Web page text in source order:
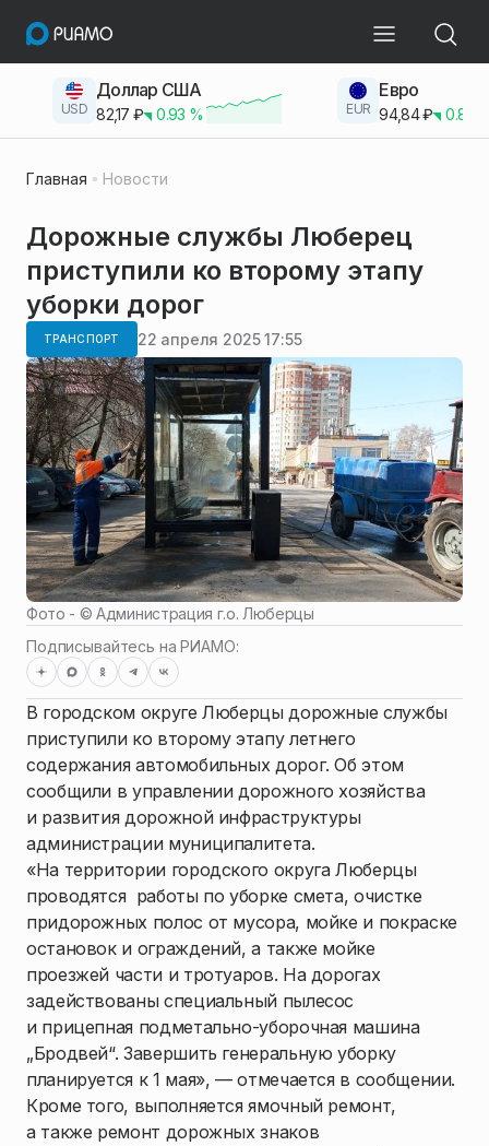
USD
Доллар США
82,17 ₽ 0.93 % EUR
Евро
94,84₽ 0.83
Главная Новости
Дорожные службы Люберец
приступили ко второму этапу
уборки дорог
ТРАНСПОРТ 22 апреля 2025 17:55
Фото - ©Администрация г.о. Люберцы
Подписывайтесь на РИАМО:
В городском округе Люберцы дорожные службы
приступили ко второму этапу летнего
содержания автомобильных дорог. Об этом
сообщили в управлении дорожного хозяйства
и развития дорожной инфраструктуры
администрации муниципалитета.
«На территории городского округа Люберцы
проводятся работы по уборке смета, очистке
придорожных полос от мусора, мойке и покраске
остановок и ограждений, а также мойке
проезжей части и тротуаров. На дорогах
задействованы специальный пылесос
и прицепная подметально-уборочная машина
„Бродвей“. Завершить генеральную уборку
планируется к 1 мая», — отмечается в сообщении.
Кроме того, выполняется ямочный ремонт,
а также ремонт дорожных знаков